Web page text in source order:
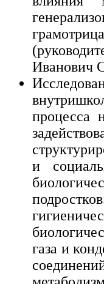
Иванович
процесса
и
газа и